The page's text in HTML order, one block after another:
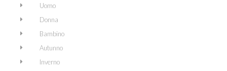
Uomo
Donna
Bambino
Autunno
Inverno